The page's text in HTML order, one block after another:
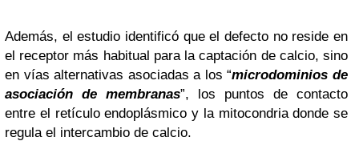
Además, el estudio identificó que el defecto no reside en
el receptor más habitual para la captación de calcio, sino
en vías alternativas asociadas a los “microdominios de
asociación de membranas”, los puntos de contacto
entre el retículo endoplásmico y la mitocondria donde se
regula el intercambio de calcio.